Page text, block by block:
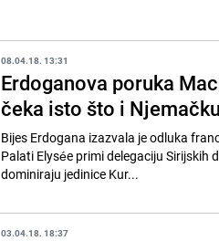
08.04.18. 13:31
Erdoganova poruka
čeka isto što i Njemačku
Bijes Erdogana izazvala je odluka
Palati Elysée primi delegaciju Sirijskih
dominiraju jedinice Kur...
03.04.18. 18:37